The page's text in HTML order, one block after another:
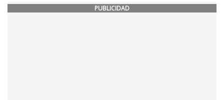
PUBLICIDAD